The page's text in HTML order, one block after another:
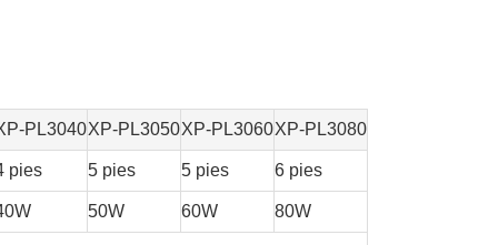
PL3040XP-PL3050XP-PL3060XP-PL3080
pies 5 pies 5 pies 6 pies
50W 60W 80W